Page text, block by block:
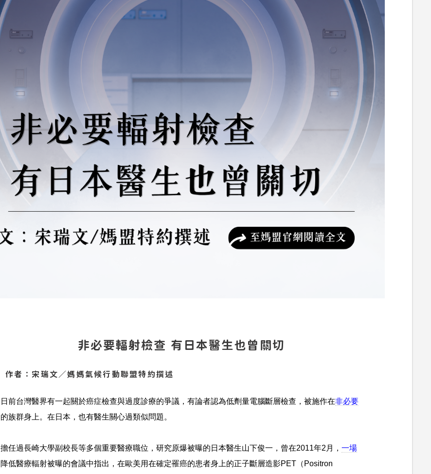
非必要輻射檢查 有日本醫生也曾關切
作者：宋瑞文／媽媽氣候行動聯盟特約撰述
日前台灣醫界有一起關於癌症檢查與過度診療的爭議，有論者認為低劑量電腦斷層檢查，被施作在非必要
的族群身上。在日本，也有醫生關心過類似問題。
擔任過長崎大學副校長等多個重要醫療職位，研究原爆被曝的日本醫生山下俊一，曾在2011年2月，一場
降低醫療輻射被曝的會議中指出，在歐美用在確定罹癌的患者身上的正子斷層造影PET（Positron